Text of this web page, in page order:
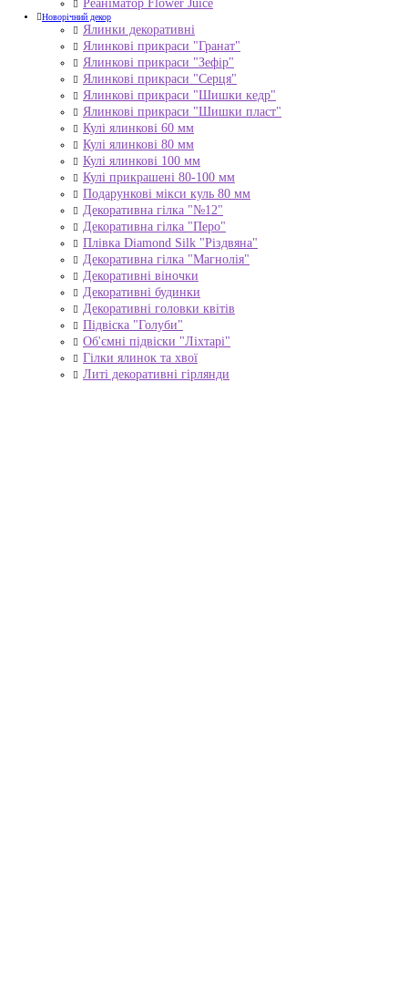
Реаніматор Flower Juice
Новорічний декор
Ялинки декоративні
Ялинкові прикраси "Гранат"
Ялинкові прикраси "Зефір"
Ялинкові прикраси "Серця"
Ялинкові прикраси "Шишки кедр"
Ялинкові прикраси "Шишки пласт"
Кулі ялинкові 60 мм
Кулі ялинкові 80 мм
Кулі ялинкові 100 мм
Кулі прикрашені 80-100 мм
Подарункові мікси куль 80 мм
Декоративна гілка "№12"
Декоративна гілка "Перо"
Плівка Diamond Silk "Різдвяна"
Декоративна гілка "Магнолія"
Декоративні віночки
Декоративні будинки
Декоративні головки квітів
Підвіска "Голуби"
Об'ємні підвіски "Ліхтарі"
Гілки ялинок та хвої
Литі декоративні гірлянди